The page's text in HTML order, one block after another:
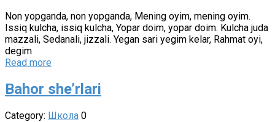
Non yopganda, non yopganda, Mening oyim, mening oyim.
Issiq kulcha, issiq kulcha, Yopar doim, yopar doim. Kulcha juda
mazzali, Sedanali, jizzali. Yegan sari yegim kelar, Rahmat oyi,
degim
Read more
Bahor she’rlari
Category: Школа 0